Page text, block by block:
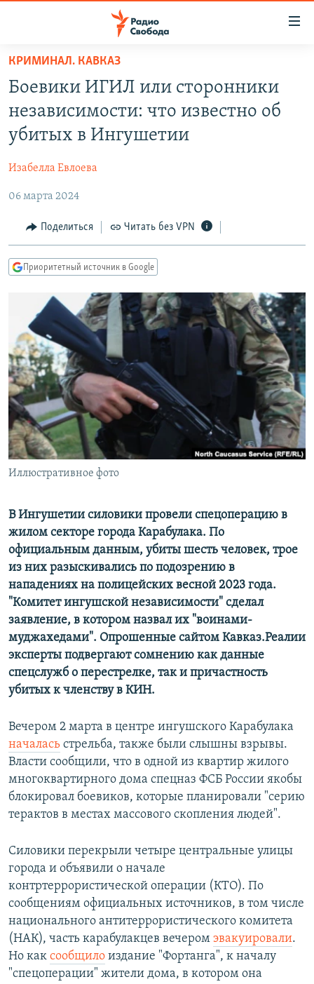
упрощенного
доступа
основному
Вернутся
навигации
Вернутся
поиску
АВТОРСКИЕ ПРОЕКТЫ
МНЕНИЯ
КУЛЬТУРА
IDEL.РЕАЛИИ
СЕВЕР.РЕАЛИИ
СИБИРЬ.РЕАЛИИ
РАСПИСАНИЕ ВЕЩАНИЯ
ПОДПИШИТЕСЬ НА РАССЫЛКУ
СОЦИАЛЬНЫЕ СЕТИ
КРИМИНАЛ. КАВКАЗ
Боевики ИГИЛ или сторонники
независимости: что известно об
убитых в Ингушетии
Изабелла Евлоева
06 марта 2024
Поделиться Читать без VPN
Приоритетный источник в Google
Иллюстративное фото
В Ингушетии силовики провели спецоперацию в
жилом секторе города Карабулака. По
официальным данным, убиты шесть человек, трое
из них разыскивались по подозрению в
нападениях на полицейских весной 2023 года.
"Комитет ингушской независимости" сделал
заявление, в котором назвал их "воинами-
муджахедами". Опрошенные сайтом Кавказ.Реалии
эксперты подвергают сомнению как данные
спецслужб о перестрелке, так и причастность
убитых к членству в КИН.
Вечером 2 марта в центре ингушского Карабулака
началась стрельба, также были слышны взрывы.
Власти сообщили, что в одной из квартир жилого
многоквартирного дома спецназ ФСБ России якобы
блокировал боевиков, которые планировали "серию
терактов в местах массового скопления людей".
Силовики перекрыли четыре центральные улицы
города и объявили о начале
контртеррористической операции (КТО). По
сообщениям официальных источников, в том числе
национального антитеррористического комитета
(НАК), часть карабулакцев вечером эвакуировали.
Но как сообщило издание "Фортанга", к началу
"спецоперации" жители дома, в котором она